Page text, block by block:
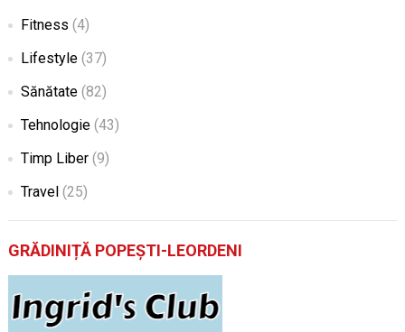
Fitness (4)
Lifestyle(37)
Sănătate(82)
Tehnologie(43)
Timp Liber(9)
Travel (25)
GRĂDINIȚĂ POPEȘTI-LEORDENI